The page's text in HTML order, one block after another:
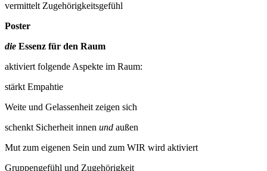
vermittelt Zugehörigkeitsgefühl
Poster
die Essenz für den Raum
aktiviert folgende Aspekte im Raum:
stärkt Empahtie
Weite und Gelassenheit zeigen sich
schenkt Sicherheit innen und außen
Mut zum eigenen Sein und zum WIR wird aktiviert
Gruppengefühl und Zugehörigkeit